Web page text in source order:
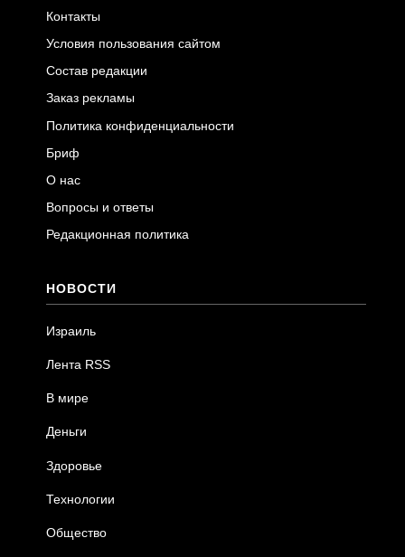
Контакты
Условия пользования сайтом
Состав редакции
Заказ рекламы
Политика конфиденциальности
Бриф
О нас
Вопросы и ответы
Редакционная политика
НОВОСТИ
Израиль
Лента RSS
В мире
Деньги
Здоровье
Технологии
Общество